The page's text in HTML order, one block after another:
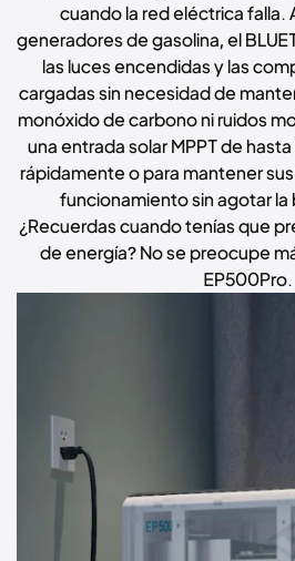
cuando la red eléctrica falla.
generadores de gasolina, el
las luces encendidas y las
cargadas sin necesidad de
monóxido de carbono ni ruidos
una entrada solar MPPT de
rápidamente o para mantener
funcionamiento sin agotar
¿Recuerdas cuando tenías que
de energía? No se preocupe
EP500Pro.